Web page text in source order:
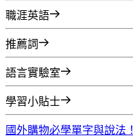
職涯英語
推薦詞
語言實驗室
學習小貼士
國外購物必學單字與說法！